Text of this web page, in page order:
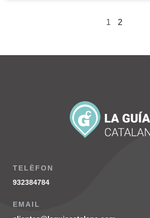
1 2
TELÈFON
932384784
EMAIL